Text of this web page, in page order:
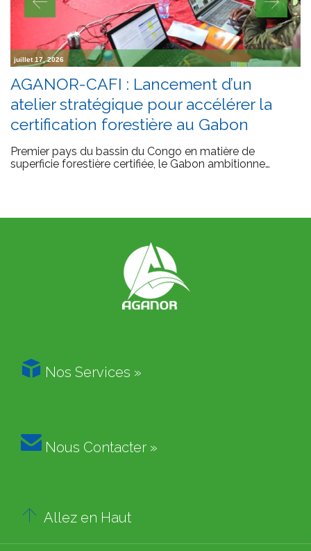
juillet 17, 2026
AGANOR-CAFI : Lancement d’un
atelier stratégique pour accélérer la
certification forestière au Gabon
Premier pays du bassin du Congo en matière de
superficie forestière certifiée, le Gabon ambitionne…
 Nos Services »
 Nous Contacter »
 Allez en Haut